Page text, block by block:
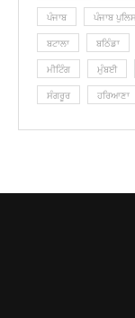
ਪੰਜਾਬ ਪੰਜਾਬ
ਬਟਾਲਾ ਬਠਿੰਡਾ
ਮੀਟਿੰਗ ਮੁੰਬਈ
ਸੰਗਰੂਰ ਹਰਿਆਣਾ